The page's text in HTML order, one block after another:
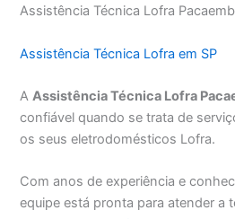
Assistência Técnica Lofra
Assistência Técnica Lofra em SP
AAssistência Técnica Lofra
confiável quando se trata de
os seus eletrodomésticos Lofra.
Com anos de experiência e
equipe está pronta para atender a